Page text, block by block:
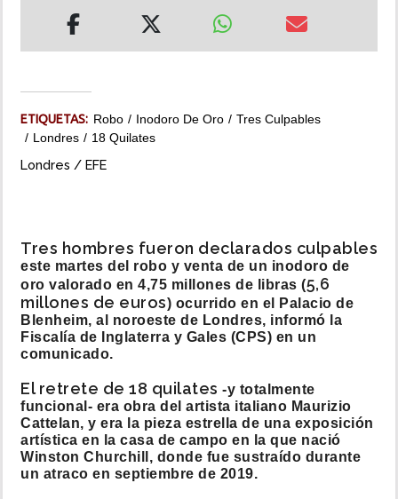
MULTIMEDIA
ETIQUETAS: Robo Inodoro De Oro
Tres Culpables
Londres
18 Quilates
Londres / EFE
Tres hombres fueron declarados culpables
este martes del robo y venta de un inodoro de
oro valorado en 4,75 millones de libras (5,6
millones de euros) ocurrido en el Palacio de
Blenheim, al noroeste de Londres, informó la
Fiscalía de Inglaterra y Gales (CPS) en un
comunicado.
El retrete de 18 quilates -y totalmente
funcional- era obra del artista italiano Maurizio
Cattelan, y era la pieza estrella de una exposición
artística en la casa de campo en la que nació
Winston Churchill, donde fue sustraído durante
un atraco en septiembre de 2019.